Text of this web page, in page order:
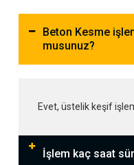
Beton Kesme
musunuz?
Evet, üstelik keşif
İşlem kaç saat